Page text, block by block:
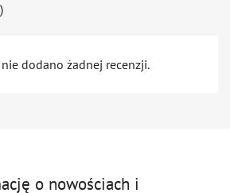
dodano żadnej recenzji.
o nowościach i